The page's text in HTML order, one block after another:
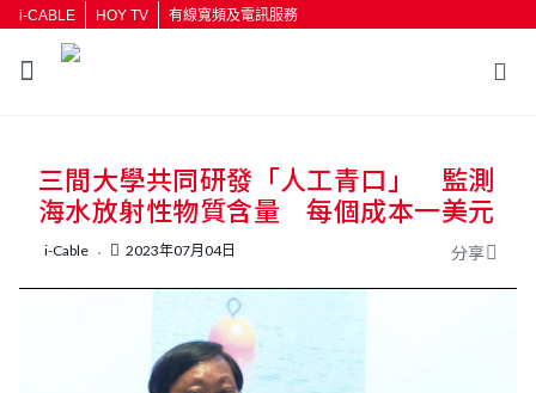
i-CABLE HOY TV 有線寬頻及電訊服務
按輸入鍵開始搜尋
三間大學共同研發「人工青口」 監測
海水放射性物質含量 每個成本一美元
i-Cable 2023年07月04日 分享